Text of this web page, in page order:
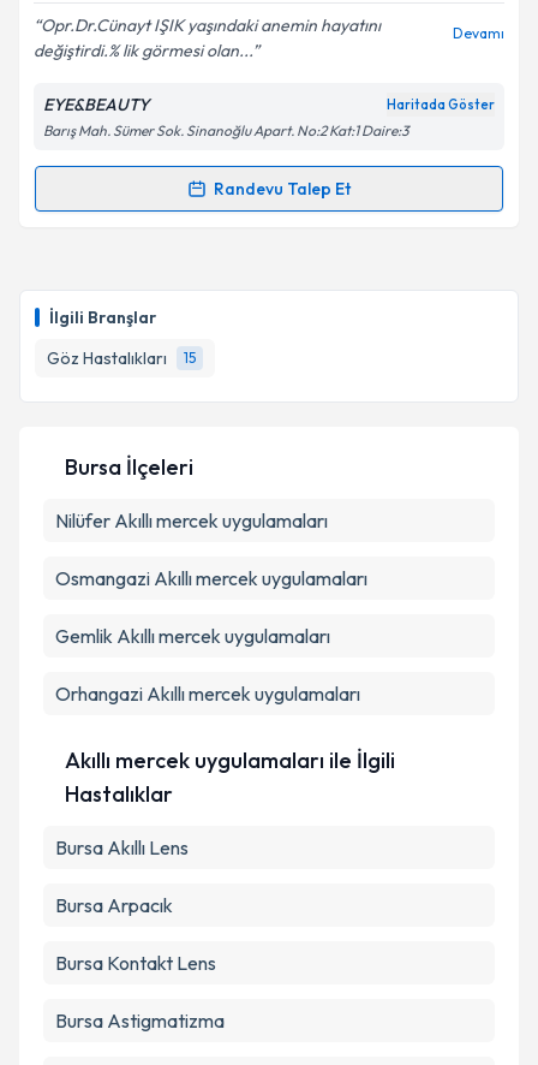
İlgili Branşlar
Göz Hastalıkları
15
Kişisel verilerimin işlenmesine ilişkin
Aydınlatma
Metni'ni okudum ve kişisel verilerimin belirtilen
kapsamda işlenmesini kabul ediyorum.
Opr.Dr.Cünayt IŞIK yaşındaki anemin hayatını
değiştirdi.% lik görmesi olan...
Devamı
EYE&BEAUTY Haritada Göster
Barış Mah. Sümer Sok. Sinanoğlu Apart. No:2 Kat:1 Daire:3
Randevu Talep Et
Randevu Takvimi Talebi
takvim hazırlandığında e-posta ile bilgilendireceğiz.
E-posta Adresiniz
Metni'ni okudum ve kişisel verilerimin belirtilen
Bursa İlçeleri
Nilüfer Akıllı mercek uygulamaları
Osmangazi Akıllı mercek uygulamaları
Gemlik Akıllı mercek uygulamaları
Orhangazi Akıllı mercek uygulamaları
Akıllı mercek uygulamaları ile İlgili
Hastalıklar
Bursa Akıllı Lens
Bursa Arpacık
Bursa Kontakt Lens
Bursa Astigmatizma